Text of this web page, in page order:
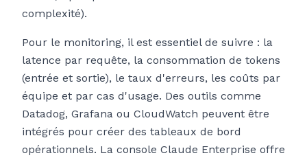
complexité).
Pour le monitoring, il est essentiel de suivre : la
latence par requête, la consommation de tokens
(entrée et sortie), le taux d'erreurs, les coûts par
équipe et par cas d'usage. Des outils comme
Datadog, Grafana ou CloudWatch peuvent être
intégrés pour créer des tableaux de bord
opérationnels. La console Claude Enterprise offre